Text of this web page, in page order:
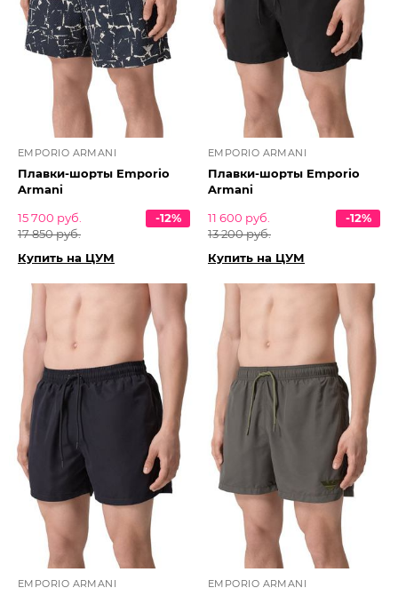
EMPORIO ARMANI
Плавки-шорты Emporio
Armani
15 700 руб.
17 850 руб.
-12%
Купить на ЦУМ
EMPORIO ARMANI
Плавки-шорты Emporio
Armani
11 600 руб.
13 200 руб.
-12%
Купить на ЦУМ
EMPORIO ARMANI EMPORIO ARMANI